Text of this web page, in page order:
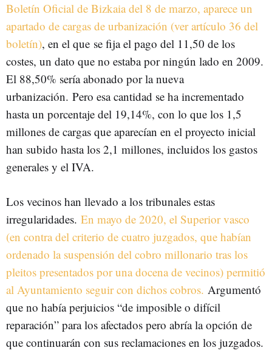
Boletín Oficial de Bizkaia del 8 de marzo, aparece un
apartado de cargas de urbanización (ver artículo 36 del
boletín), en el que se fija el pago del 11,50 de los
costes, un dato que no estaba por ningún lado en 2009.
El 88,50% sería abonado por la nueva
urbanización. Pero esa cantidad se ha incrementado
hasta un porcentaje del 19,14%, con lo que los 1,5
millones de cargas que aparecían en el proyecto inicial
han subido hasta los 2,1 millones, incluidos los gastos
generales y el IVA.
Los vecinos han llevado a los tribunales estas
irregularidades. En mayo de 2020, el Superior vasco
(en contra del criterio de cuatro juzgados, que habían
ordenado la suspensión del cobro millonario tras los
pleitos presentados por una docena de vecinos) permitió
al Ayuntamiento seguir con dichos cobros. Argumentó
que no había perjuicios “de imposible o difícil
reparación” para los afectados pero abría la opción de
que continuarán con sus reclamaciones en los juzgados.